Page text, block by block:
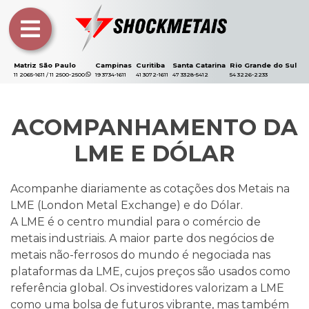
Matriz São Paulo
11 2065-1611 / 11 2500-2500
Campinas
19 3734-1611
Curitiba
41 3072-1611
Santa Catarina
47 3328-5412
Rio Grande do Sul
54 3226-2233
ACOMPANHAMENTO DA
LME E DÓLAR
Acompanhe diariamente as cotações dos Metais na
LME (London Metal Exchange) e do Dólar.
A LME é o centro mundial para o comércio de
metais industriais. A maior parte dos negócios de
metais não-ferrosos do mundo é negociada nas
plataformas da LME, cujos preços são usados como
referência global. Os investidores valorizam a LME
como uma bolsa de futuros vibrante, mas também